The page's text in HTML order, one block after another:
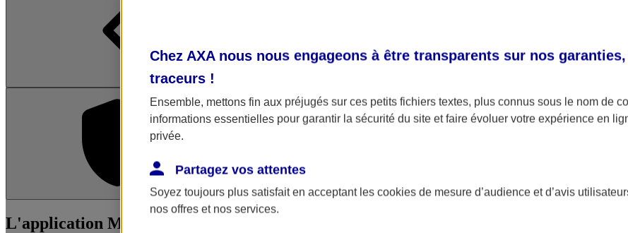
L'application Mon AXA Assurance
L'application Mon AXA Assurance, tous vos contrats en poche !
Chez AXA nous nous engageons à être transparents sur nos
traceurs !
Ensemble, mettons fin aux préjugés sur ces petits fichiers textes, plus connus sous le nom de
informations essentielles pour garantir la sécurité du site et faire évoluer votre expérience en
privée.
Partagez vos attentes
Soyez toujours plus satisfait en acceptant les cookies de mesure d’audience et d’avis
nos offres et nos services.